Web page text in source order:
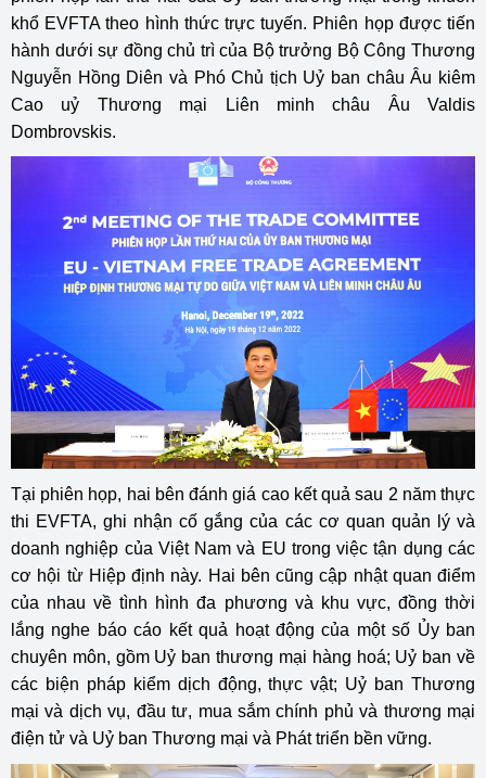
khổ EVFTA theo hình thức trực tuyến. Phiên họp được tiến
hành dưới sự đồng chủ trì của Bộ trưởng Bộ Công Thương
Nguyễn Hồng Diên và Phó Chủ tịch Uỷ ban châu Âu kiêm
Cao uỷ Thương mại Liên minh châu Âu Valdis
Dombrovskis.
Tại phiên họp, hai bên đánh giá cao kết quả sau 2 năm thực
thi EVFTA, ghi nhận cố gắng của các cơ quan quản lý và
doanh nghiệp của Việt Nam và EU trong việc tận dụng các
cơ hội từ Hiệp định này. Hai bên cũng cập nhật quan điểm
của nhau về tình hình đa phương và khu vực, đồng thời
lắng nghe báo cáo kết quả hoạt động của một số Ủy ban
chuyên môn, gồm Uỷ ban thương mại hàng hoá; Uỷ ban về
các biện pháp kiểm dịch động, thực vật; Uỷ ban Thương
mại và dịch vụ, đầu tư, mua sắm chính phủ và thương mại
điện tử và Uỷ ban Thương mại và Phát triển bền vững.